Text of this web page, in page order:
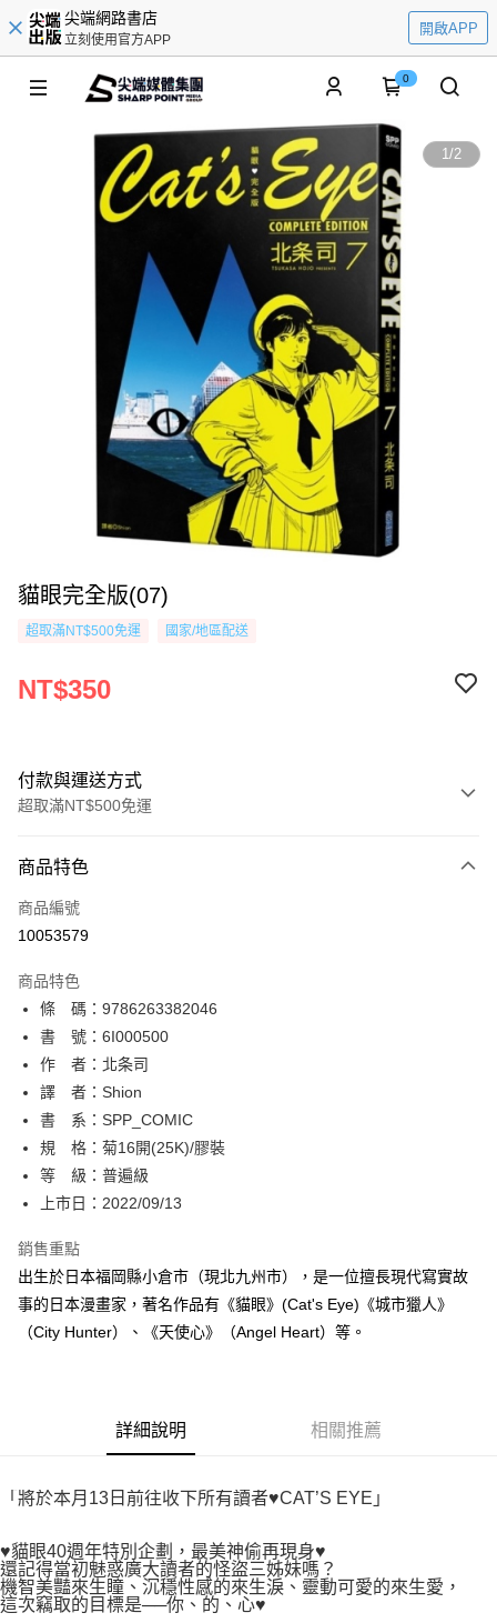
尖端網路書店
立刻使用官方APP
開啟APP
0
1/2
貓眼完全版(07)
超取滿NT$500免運 國家/地區配送
NT$350
付款與運送方式
超取滿NT$500免運
信用卡一次付款
超商取貨付款
相關說明
【關於「AFTEE先享後付」】
AFTEE先享後付是「在收到商品之後才付款」的支付方式。 讓您購物簡單
便利好安心！
１．簡單：不需註冊會員、不需綁卡、不需儲值。
２．便利：只要手機號碼，簡訊認證，即可結帳。
３．安心：先確認商品／服務後，再付款。
【「AFTEE先享後付」結帳流程】
１．於結帳方式選擇「AFTEE先享後付」後，將跳轉至「AFTEE先享後付」
結帳頁面，進行簡訊認證並確認金額後，即可完成結帳。
２．訂單成立數日內，您將收到繳費通知簡訊。
ATM／網路銀行／等多元方式進行付款，方視為交易完成。
※ 請注意：結帳手續完成當下不需立刻繳費，但若您需要取消訂單，請聯絡
購買商品的店家。未經商家同意取消之訂單仍視為有效，需透過AFTEE先享
後付繳納相關費用。
※ 交易是否成功請以「AFTEE先享後付 」之結帳頁面顯示為準，若有關於
１．透過由恩沛科技股份有限公司提供之「AFTEE先享後付」服務完成之交
易，需依本服務之必要範圍內提供個人資料，並將交易相關給付款項請求債
２．關於個人資料處理事宜，請瀏覽以下網址：
「AFTEE先享後付」，若未經同意申辦者引起之損失，本公司不負相關責
任。
４．使用「AFTEE先享後付」時，將依據個別帳號之用戶狀況，依本公司即
時審查核予不同之上限額度；若仍有額度不足之情形，本公司將視審查結果
ATM付款
運送方式
全家取貨付款
每筆NT$80，滿NT$500(含以上)免運費
付款後全家取貨
每筆NT$80，滿NT$500(含以上)免運費
付款後萊爾富取貨
每筆NT$80，滿NT$500(含以上)免運費
每筆NT$80，滿NT$500(含以上)免運費
宅配
每筆NT$100，滿NT$800(含以上)免運費
商品特色
商品編號
10053579
商品特色
條 碼：9786263382046
書 號：6I000500
作 者：北条司
譯 者：Shion
書 系：SPP_COMIC
規 格：菊16開(25K)/膠裝
等 級：普遍級
上市日：2022/09/13
銷售重點
出生於日本福岡縣小倉市（現北九州市），是一位擅長現代寫實故
事的日本漫畫家，著名作品有《貓眼》(Cat's Eye)《城市獵人》
（City Hunter）、《天使心》（Angel Heart）等。
詳細說明 相關推薦
「將於本月13日前往收下所有讀者♥CAT’S EYE」
♥貓眼40週年特別企劃，最美神偷再現身♥
還記得當初魅惑廣大讀者的怪盜三姊妹嗎？
機智美豔來生瞳、沉穩性感的來生淚、靈動可愛的來生愛，
這次竊取的目標是──你、的、心♥